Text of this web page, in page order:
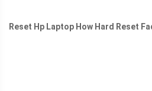
Reset Hp Laptop How Hard Reset